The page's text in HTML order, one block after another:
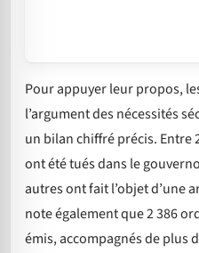
Pour appuyer leur propos,
l’argument des nécessités
un bilan chiffré précis. Entre
ont été tués dans le
autres ont fait l’objet d’une
note également que 2 386
émis, accompagnés de plus